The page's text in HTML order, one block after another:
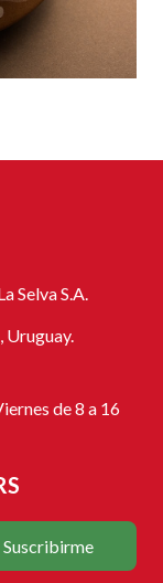
Selva S.A.
Uruguay.
de 8 a 16
Suscribirme